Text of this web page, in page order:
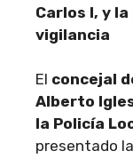
Carlos I, y
vigilancia
El concejal
Alberto
la Policía
presentado